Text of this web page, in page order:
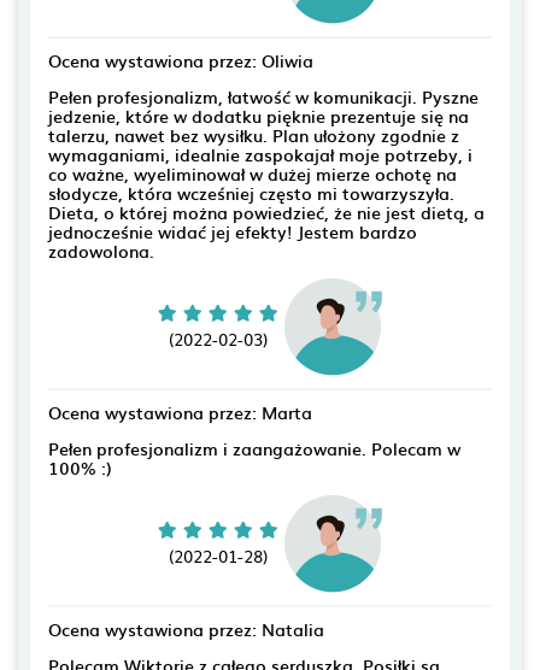
Ocena wystawiona przez: Oliwia
Pełen profesjonalizm, łatwość w komunikacji. Pyszne
jedzenie, które w dodatku pięknie prezentuje się na
talerzu, nawet bez wysiłku. Plan ułożony zgodnie z
wymaganiami, idealnie zaspokajał moje potrzeby, i
co ważne, wyeliminował w dużej mierze ochotę na
słodycze, która wcześniej często mi towarzyszyła.
Dieta, o której można powiedzieć, że nie jest dietą, a
jednocześnie widać jej efekty! Jestem bardzo
zadowolona.
(2022-02-03)
Ocena wystawiona przez: Marta
Pełen profesjonalizm i zaangażowanie. Polecam w
100% :)
(2022-01-28)
Ocena wystawiona przez: Natalia